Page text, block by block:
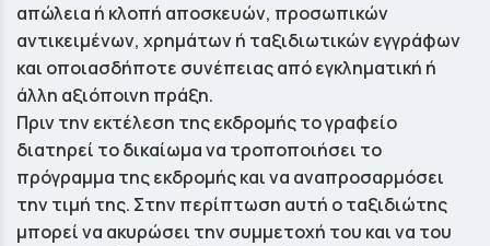
απώλεια ή κλοπή αποσκευών, προσωπικών
αντικειμένων, χρημάτων ή ταξιδιωτικών εγγράφων
και οποιασδήποτε συνέπειας από εγκληματική ή
άλλη αξιόποινη πράξη.
Πριν την εκτέλεση της εκδρομής το γραφείο
διατηρεί το δικαίωμα να τροποποιήσει το
πρόγραμμα της εκδρομής και να αναπροσαρμόσει
την τιμή της. Στην περίπτωση αυτή ο ταξιδιώτης
μπορεί να ακυρώσει την συμμετοχή του και να του